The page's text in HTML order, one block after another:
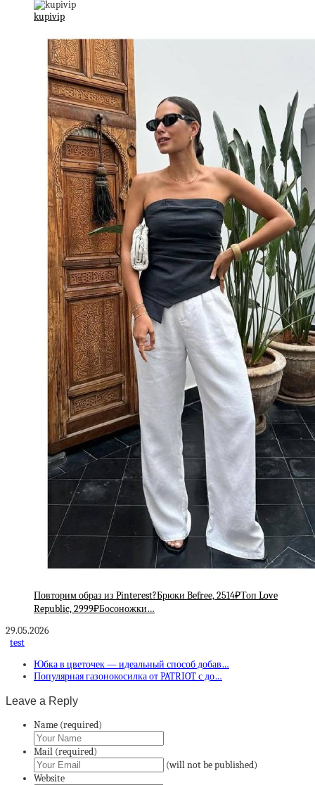
kupivip
Повторим образ из Pinterest?Брюки Befree, 2514₽Топ Love
Republic, 2999₽Босоножки…
29.05.2026
test
Юбка в цветочек — идеальный способ добав…
Популярная газонокосилка от PATRIOT с до…
Leave a Reply
Name (required)
Mail (required)
(will not be published)
Website